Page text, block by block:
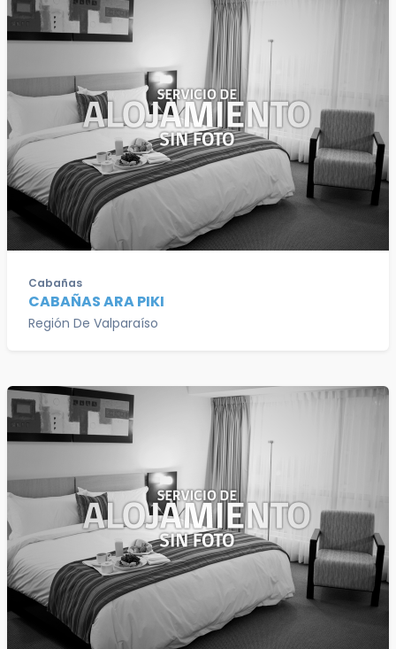
Cabañas
CABAÑAS ARA PIKI
Región De Valparaíso